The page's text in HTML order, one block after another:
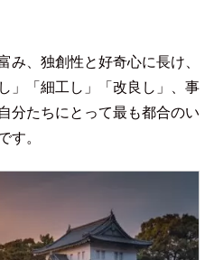
み、独創性と好奇心に長け、
」「細工し」「改良し」、事
分たちにとって最も都合のい
す。